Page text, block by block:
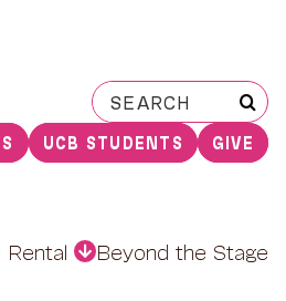
Search
for:
UCB STUDENTS GIVE
Rental Beyond the Stage